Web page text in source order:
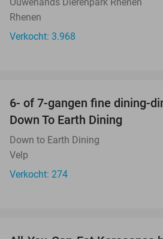
Rhenen
Verkocht: 3.968
6- of 7-gangen fine dining-
Down To Earth Dining
Down to Earth Dining
Velp
Verkocht: 274